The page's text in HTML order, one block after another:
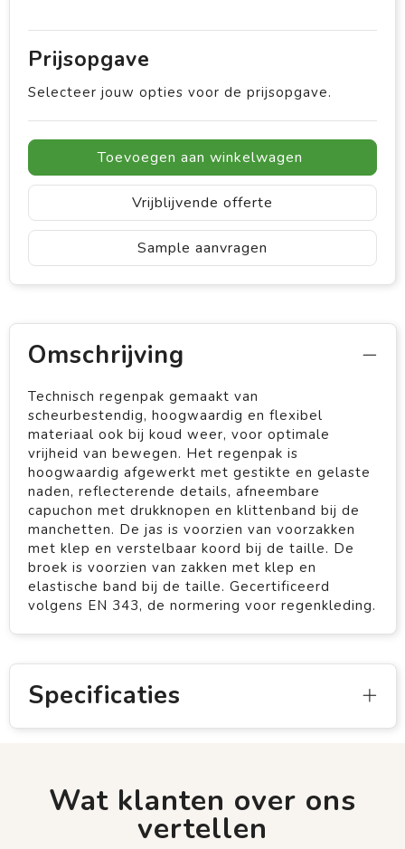
Prijsopgave
Selecteer jouw opties voor de prijsopgave.
Toevoegen aan winkelwagen
Vrijblijvende offerte
Sample aanvragen
Omschrijving
Technisch regenpak gemaakt van
scheurbestendig, hoogwaardig en flexibel
materiaal ook bij koud weer, voor optimale
vrijheid van bewegen. Het regenpak is
hoogwaardig afgewerkt met gestikte en gelaste
naden, reflecterende details, afneembare
capuchon met drukknopen en klittenband bij de
manchetten. De jas is voorzien van voorzakken
met klep en verstelbaar koord bij de taille. De
broek is voorzien van zakken met klep en
elastische band bij de taille. Gecertificeerd
volgens EN 343, de normering voor regenkleding.
Specificaties
Wat klanten over ons
vertellen